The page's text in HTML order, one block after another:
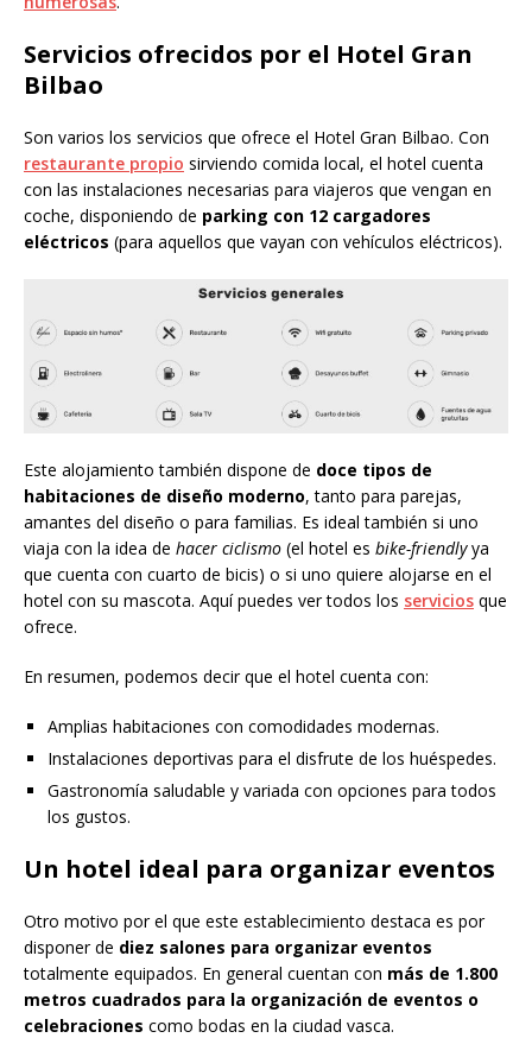
Servicios ofrecidos por el Hotel Gran
Bilbao
Son varios los servicios que ofrece el Hotel Gran Bilbao. Con
restaurante propio sirviendo comida local, el hotel cuenta
con las instalaciones necesarias para viajeros que vengan en
coche, disponiendo de parking con 12 cargadores
eléctricos (para aquellos que vayan con vehículos eléctricos).
Este alojamiento también dispone de doce tipos de
habitaciones de diseño moderno, tanto para parejas,
amantes del diseño o para familias. Es ideal también si uno
viaja con la idea de hacer ciclismo (el hotel es bike-friendlyya
que cuenta con cuarto de bicis) o si uno quiere alojarse en el
hotel con su mascota. Aquí puedes ver todos los servicios que
ofrece.
En resumen, podemos decir que el hotel cuenta con:
Amplias habitaciones con comodidades modernas.
Instalaciones deportivas para el disfrute de los huéspedes.
Gastronomía saludable y variada con opciones para todos
los gustos.
Un hotel ideal para organizar eventos
Otro motivo por el que este establecimiento destaca es por
disponer de diez salones para organizar eventos
totalmente equipados. En general cuentan con más de 1.800
metros cuadrados para la organización de eventos o
celebraciones como bodas en la ciudad vasca.